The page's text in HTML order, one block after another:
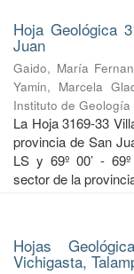
Hoja Geológica
Juan
Gaido, María
Yamin, Marcela
Instituto de
La Hoja 3169-33
provincia de San
LS y 69º 00’ -
sector de la
Hojas
Vichigasta,